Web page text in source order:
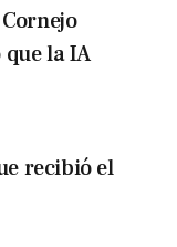
la IA
recibió el